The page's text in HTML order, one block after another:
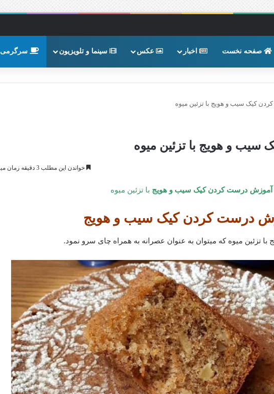
صفحه نخست اخبار عکس سینما و تلویزیون سرگرمی
کیک سیب و هویج با تزئین میوه
و هویج با تزئین میوه
خواندن این مطلب 3 دقیقه زمان میبرد
آموزش درست کردن کیک سیب و هویج با تزئین میوه
درست کردن کیک سیب و هویج
میوه که میتوان به عنوان عصرانه به همراه چای سرو نمود.